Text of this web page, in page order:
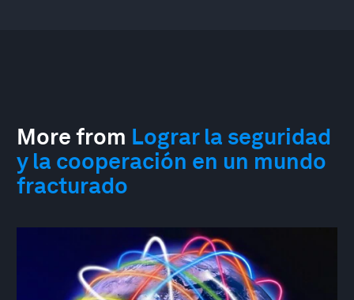
More from Lograr la seguridad
y la cooperación en un mundo
fracturado